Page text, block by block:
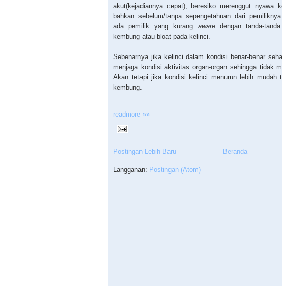
akut(kejadiannya cepat), beresiko merenggut nyawa
bahkan sebelum/tanpa sepengetahuan dari
ada pemilik yang kurang awaredengan tanda-
kembung atau bloat pada kelinci.
Sebenarnya jika kelinci dalam kondisi benar-benar
menjaga kondisi aktivitas organ-organ sehingga tidak
Akan tetapi jika kondisi kelinci menurun lebih mudah
kembung.
readmore »»
Postingan Lebih Baru Beranda
Langganan: Postingan (Atom)